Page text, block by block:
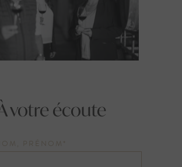
votre écoute
PRÉNOM*